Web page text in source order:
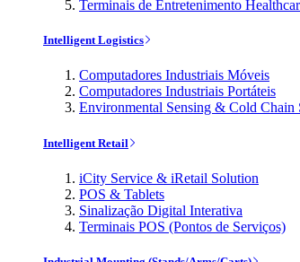
Terminais de Entretenimento
Intelligent Logistics
Computadores Industriais Móveis
Computadores Industriais Portáteis
Environmental Sensing & Cold Chain
Intelligent Retail
iCity Service & iRetail Solution
POS & Tablets
Sinalização Digital Interativa
Terminais POS (Pontos de Serviços)